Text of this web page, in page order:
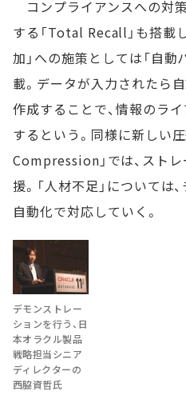
コンプライアンスへの対
する「Total Recall」も搭載
加」への施策としては「自
載。データが入力されたら
作成することで、情報のラ
するという。同様に新しい
Compression」では、スト
援。「人材不足」については
自動化で対応していく。
デモンストレー
ションを行う、日
本オラクル製品
戦略担当シニア
ディレクターの
西脇資哲氏